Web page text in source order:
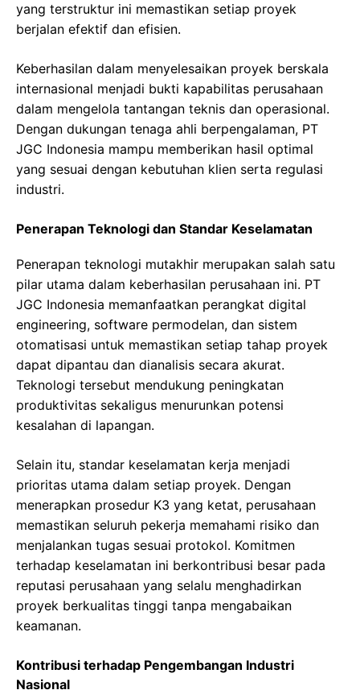
yang terstruktur ini memastikan setiap proyek
berjalan efektif dan efisien.
Keberhasilan dalam menyelesaikan proyek berskala
internasional menjadi bukti kapabilitas perusahaan
dalam mengelola tantangan teknis dan operasional.
Dengan dukungan tenaga ahli berpengalaman, PT
JGC Indonesia mampu memberikan hasil optimal
yang sesuai dengan kebutuhan klien serta regulasi
industri.
Penerapan Teknologi dan Standar Keselamatan
Penerapan teknologi mutakhir merupakan salah satu
pilar utama dalam keberhasilan perusahaan ini. PT
JGC Indonesia memanfaatkan perangkat digital
engineering, software permodelan, dan sistem
otomatisasi untuk memastikan setiap tahap proyek
dapat dipantau dan dianalisis secara akurat.
Teknologi tersebut mendukung peningkatan
produktivitas sekaligus menurunkan potensi
kesalahan di lapangan.
Selain itu, standar keselamatan kerja menjadi
prioritas utama dalam setiap proyek. Dengan
menerapkan prosedur K3 yang ketat, perusahaan
memastikan seluruh pekerja memahami risiko dan
menjalankan tugas sesuai protokol. Komitmen
terhadap keselamatan ini berkontribusi besar pada
reputasi perusahaan yang selalu menghadirkan
proyek berkualitas tinggi tanpa mengabaikan
keamanan.
Kontribusi terhadap Pengembangan Industri
Nasional